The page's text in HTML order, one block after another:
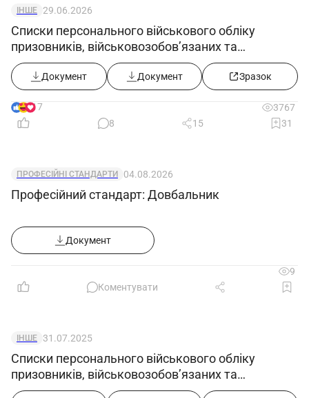
ІНШЕ 29.06.2026
Списки персонального військового обліку
призовників, військовозобов’язаних та
резервістів ((додаток 5) в редакції постанови
КМУ від 10.06.2026 №812)
Документ Документ Зразок
17
3767
8
15 31
ПРОФЕСІЙНІ СТАНДАРТИ 04.08.2026
Професійний стандарт: Довбальник
Документ
9
Коментувати
ІНШЕ 31.07.2025
Списки персонального військового обліку
призовників, військовозобов’язаних та
резервістів ((додаток 5) в редакції постанови